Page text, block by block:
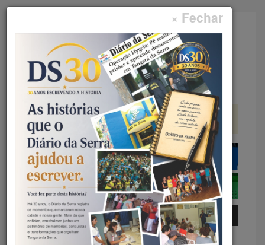
× Fechar
Faça sua pesquisa...
Menu
Início Curtas